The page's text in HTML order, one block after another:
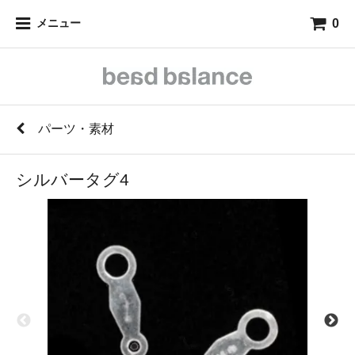
メニュー 0
パーツ・素材
シルバータグ4